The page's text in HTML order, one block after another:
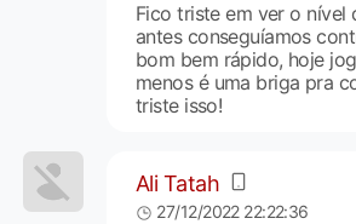
Fico triste em ver o nível
antes conseguíamos
bom bem rápido, hoje
menos é uma briga pra
triste isso!
Ali Tatah
27/12/2022 22:22:36